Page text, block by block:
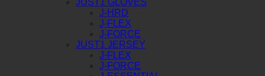
JUST1 GLOVES
J-HRD
J-FLEX
J-FORCE
JUST1 JERSEY
J-FLEX
J-FORCE